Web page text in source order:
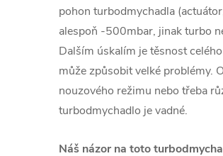
pohon turbodmychadla
alespoň -500mbar, jinak turbo
Dalším úskalím je těsnost
může způsobit velké problémy.
nouzového režimu nebo třeba
turbodmychadlo je vadné.
Náš názor na toto